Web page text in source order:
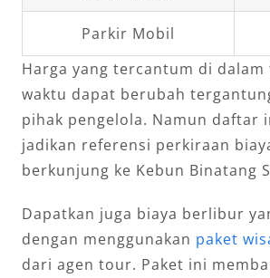
Parkir Mobil
Harga yang tercantum di dalam
waktu dapat berubah
pihak pengelola. Namun daftar
jadikan referensi perkiraan
berkunjung ke Kebun Binatang
Dapatkan juga biaya berlibur
dengan menggunakan paket
dari agen tour. Paket ini